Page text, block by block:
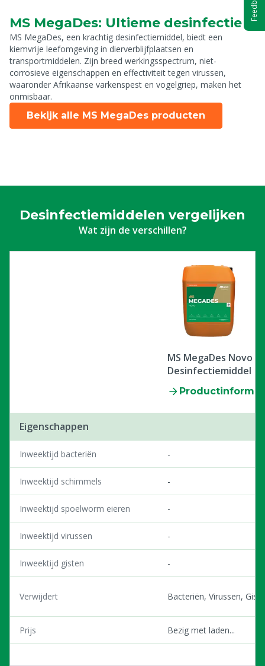
MS MegaDes: Ultieme desinfectie
MS MegaDes, een krachtig desinfectiemiddel, biedt een
kiemvrije leefomgeving in dierverblijfplaatsen en
transportmiddelen. Zijn breed werkingsspectrum, niet-
corrosieve eigenschappen en effectiviteit tegen virussen,
waaronder Afrikaanse varkenspest en vogelgriep, maken het
onmisbaar.
Bekijk alle MS MegaDes producten
Desinfectiemiddelen vergelijken
Wat zijn de verschillen?
MS MegaDes Novo -
Desinfectiemiddel
Eigenschappen
Inweektijd bacteriën -
Inweektijd schimmels -
Inweektijd spoelworm eieren -
Inweektijd virussen -
Inweektijd gisten -
Verwijdert Bacteriën, Virussen,
Prijs Bezig met laden...